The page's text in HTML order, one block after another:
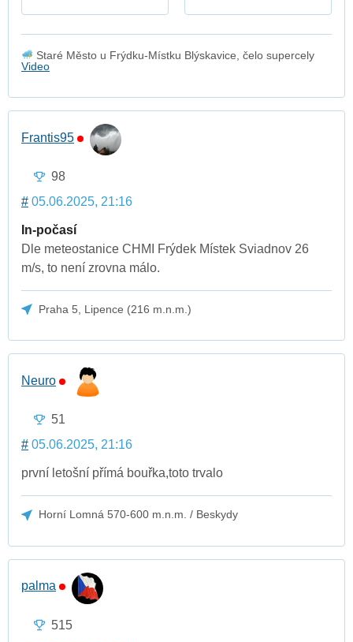
Staré Město u Frýdku-Místku Blýskavice, čelo supercely
Video
Frantis95
98
# 05.06.2025, 21:16
In-počasí
Dle meteostanice CHMI Frýdek Místek Sviadnov 26
m/s, to není zrovna málo.
Praha 5, Lipence (216 m.n.m.)
Neuro
51
# 05.06.2025, 21:16
první letošní přímá bouřka,toto trvalo
Horní Lomná 570-600 m.n.m. / Beskydy
palma
515